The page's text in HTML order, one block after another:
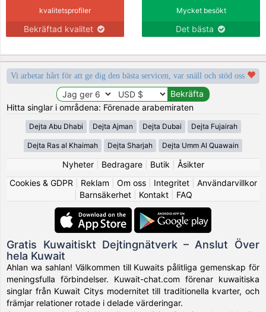
kvalitetsprofiler
Bekräftad kvalitet
Mycket besökt
Det bästa
Vi arbetar hårt för att ge dig den bästa servicen, var snäll och stöd oss
Hitta singlar i områdena: Förenade arabemiraten
Dejta Abu Dhabi Dejta Ajman Dejta Dubai Dejta Fujairah
Dejta Ras al Khaimah Dejta Sharjah Dejta Umm Al Quawain
Nyheter| Bedragare| Butik
Åsikter
Cookies & GDPR
Reklam Om oss| Integritet| Användarvillkor
Barnsäkerhet| Kontakt| FAQ
Gratis Kuwaitiskt Dejtingnätverk – Anslut Över
hela Kuwait
Ahlan wa sahlan! Välkommen till Kuwaits pålitliga gemenskap för
meningsfulla förbindelser. Kuwait-chat.com förenar kuwaitiska
singlar från Kuwait Citys modernitet till traditionella kvarter, och
främjar relationer rotade i delade värderingar.